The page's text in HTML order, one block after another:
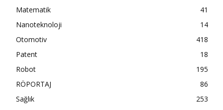
Matematik
41
Nanoteknoloji
14
Otomotiv
418
Patent
18
Robot
195
RÖPORTAJ
86
Sağlık
253